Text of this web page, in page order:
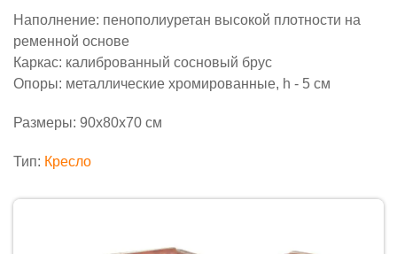
Наполнение: пенополиуретан высокой плотности на
ременной основе
Каркас: калиброванный сосновый брус
Опоры: металлические хромированные, h - 5 см
Размеры: 90х80х70 см
Тип: Кресло